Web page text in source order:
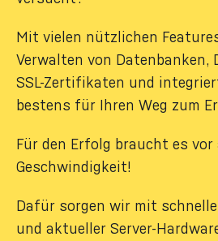
Mit vielen nützlichen
Verwalten von Datenbanken,
SSL-Zertifikaten und
bestens für Ihren Weg zum
Für den Erfolg braucht es vor
Geschwindigkeit!
Dafür sorgen wir mit
und aktueller Server-